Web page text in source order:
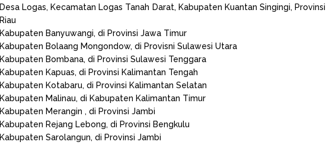
Desa Logas, Kecamatan Logas Tanah Darat, Kabupaten Kuantan Singingi, Provinsi
Riau
Kabupaten Banyuwangi, di Provinsi Jawa Timur
Kabupaten Bolaang Mongondow, di Provisni Sulawesi Utara
Kabupaten Bombana, di Provinsi Sulawesi Tenggara
Kabupaten Kapuas, di Provinsi Kalimantan Tengah
Kabupaten Kotabaru, di Provinsi Kalimantan Selatan
Kabupaten Malinau, di Kabupaten Kalimantan Timur
Kabupaten Merangin , di Provinsi Jambi
Kabupaten Rejang Lebong, di Provinsi Bengkulu
Kabupaten Sarolangun, di Provinsi Jambi